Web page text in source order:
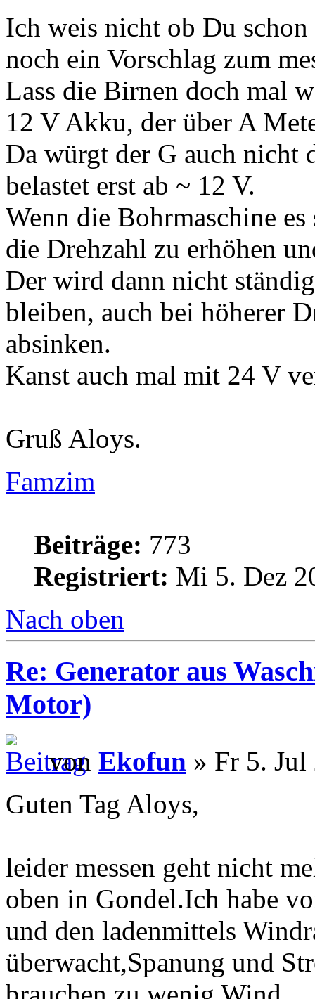
Ich weis nicht ob Du
noch ein Vorschlag zum
Lass die Birnen doch mal
12 V Akku, der über A
Da würgt der G auch nicht
belastet erst ab ~ 12 V.
Wenn die Bohrmaschine
die Drehzahl zu erhöhen
Der wird dann nicht
bleiben, auch bei höherer
absinken.
Kanst auch mal mit 24 V
Gruß Aloys.
Famzim
Beiträge: 773
Registriert: Mi 5. Dez
Nach oben
Re: Generator aus
Motor)
von Ekofun » Fr 5.
Guten Tag Aloys,
leider messen geht nicht
oben in Gondel.Ich habe
und den ladenmittels
überwacht,Spanung und